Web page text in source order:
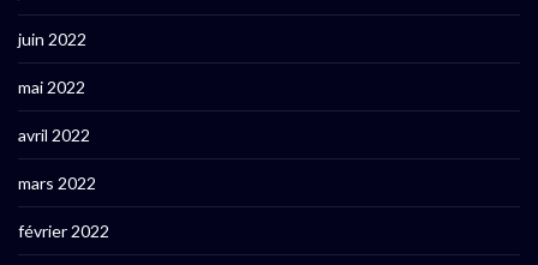
juin 2022
mai 2022
avril 2022
mars 2022
février 2022